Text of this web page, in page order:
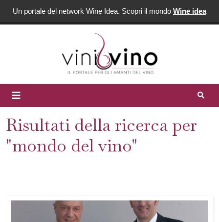
Un portale del network Wine Idea. Scopri il mondo Wine idea
Risultati della ricerca per
"mondo del vino"